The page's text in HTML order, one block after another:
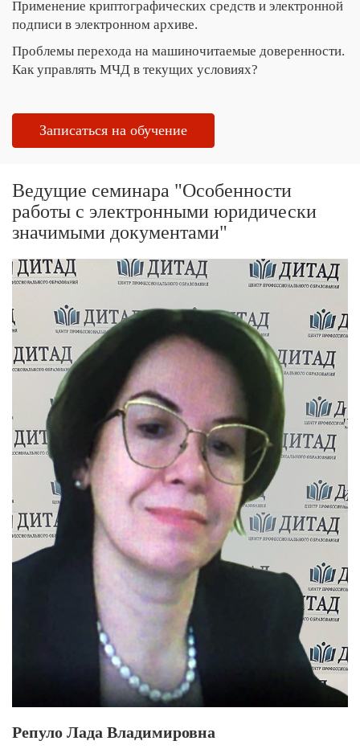
Применение криптографических средств и электронной
подписи в электронном архиве.
Проблемы перехода на машиночитаемые доверенности.
Как управлять МЧД в текущих условиях?
Записаться на обучение
Ведущие семинара "Особенности
работы с электронными юридически
значимыми документами"
Репуло Лада Владимировна